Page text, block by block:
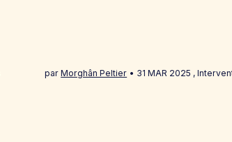
parMorghân Peltier 31 MAR 2025 ,